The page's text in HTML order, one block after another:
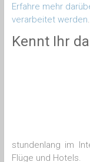
Erfahre mehr
verarbeitet werden.
Kennt Ihr
stundenlang im
Flüge und Hotels.